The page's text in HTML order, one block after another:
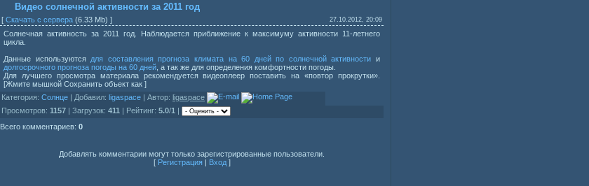
Видео солнечной активности за 2011 год
[ Скачать с сервера (6.33 Mb) ] 27.10.2012, 20:09
Солнечная активность за 2011 год. Наблюдается приближение к максимуму активности 11-летнего
цикла.
Данные используются для составления прогноза климата на 60 дней по солнечной активности и
долгосрочного прогноза погоды на 60 дней , а так же для определения комфортности погоды.
Для лучшего просмотра материала рекомендуется видеоплеер поставить на «повтор прокрутки».
[Жмите мышкой Сохранить объект как ]
Категория: Солнце | Добавил: ligaspace | Автор: ligaspace
Просмотров: 1157 | Загрузок: 411 | Рейтинг: 5.0/1 |
Всего комментариев: 0
Добавлять комментарии могут только зарегистрированные пользователи.
[ Регистрация| Вход]